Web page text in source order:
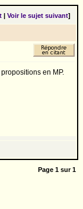
| Voir le sujet suivant]
en MP.
Page 1 sur1